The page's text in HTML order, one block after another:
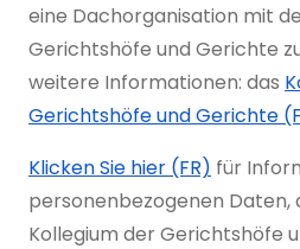
eine Dachorganisation mit
Gerichtshöfe und Gerichte
weitere Informationen: das
Gerichtshöfe und Gerichte
Klicken Sie hier (FR) für
personenbezogenen Daten,
Kollegium der Gerichtshöfe